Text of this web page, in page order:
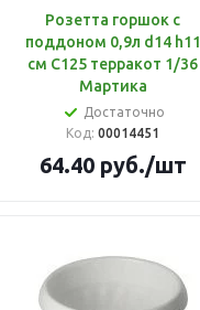
Розетта горшок с
поддоном 0,9л d14 h11
см С125 терракот 1/36
Мартика
Достаточно
Код: 00014451
64.40руб./шт